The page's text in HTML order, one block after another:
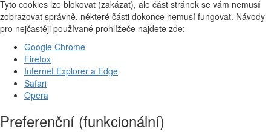
Tyto cookies lze blokovat (zakázat), ale část stránek se vám nemusí
zobrazovat správně, některé části dokonce nemusí fungovat. Návody
pro nejčastěji používané prohlížeče najdete zde:
Google Chrome
Firefox
Internet Explorer a Edge
Safari
Opera
Preferenční (funkcionální)